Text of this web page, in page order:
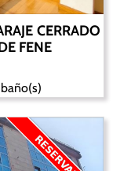
CERRADO
FENE